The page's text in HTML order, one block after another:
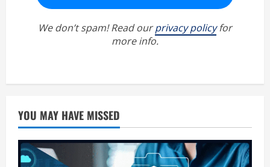
We don’t spam! Read ourprivacy policyfor
more info.
YOU MAY HAVE MISSED